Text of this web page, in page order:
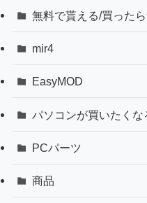
無料で貰える/買った
mir4
EasyMOD
パソコンが買いたくな
PCパーツ
商品